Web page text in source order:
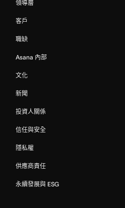
領導層
客戶
職缺
Asana 內部
文化
新聞
投資人關係
信任與安全
隱私權
供應商責任
永續發展與 ESG